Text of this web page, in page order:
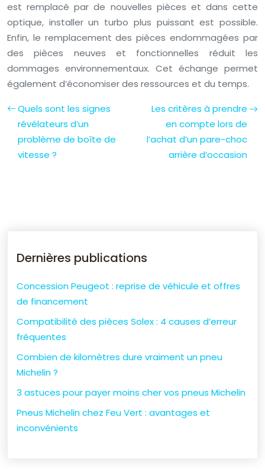
est remplacé par de nouvelles pièces et dans cette
optique, installer un turbo plus puissant est possible.
Enfin, le remplacement des pièces endommagées par
des pièces neuves et fonctionnelles réduit les
dommages environnementaux. Cet échange permet
également d’économiser des ressources et du temps.
Quels sont les signes
révélateurs d’un
problème de boîte de
vitesse ?
Les critères à prendre
en compte lors de
l’achat d’un pare-choc
arrière d’occasion
Dernières publications
Concession Peugeot : reprise de véhicule et offres
de financement
Compatibilité des pièces Solex : 4 causes d’erreur
fréquentes
Combien de kilomètres dure vraiment un pneu
Michelin ?
3 astuces pour payer moins cher vos pneus Michelin
Pneus Michelin chez Feu Vert : avantages et
inconvénients